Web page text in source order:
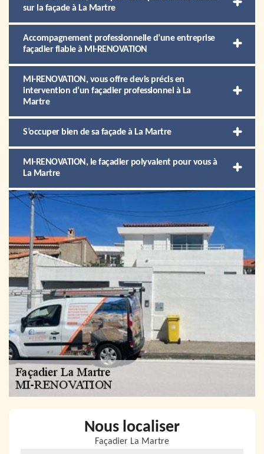
sur la façade à La Martre
Accompagnement professionnelle d’une entreprise
façadier fiable à MI-RENOVATION
MI-RENOVATION, vous offre devis précis en
intervention d’un façadier professionnel à La
Martre
S’occuper bien de sa façade à La Martre
MI-RENOVATION, le façadier polyvalent pour vous à
La Martre
Nous localiser
Façadier La Martre